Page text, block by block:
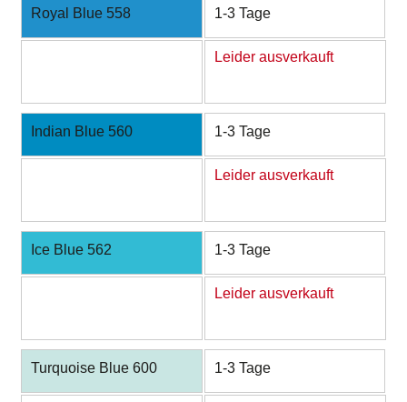
Royal Blue 558 1-3 Tage
Leider ausverkauft
Indian Blue 560 1-3 Tage
Leider ausverkauft
Ice Blue 562 1-3 Tage
Leider ausverkauft
Turquoise Blue 600 1-3 Tage